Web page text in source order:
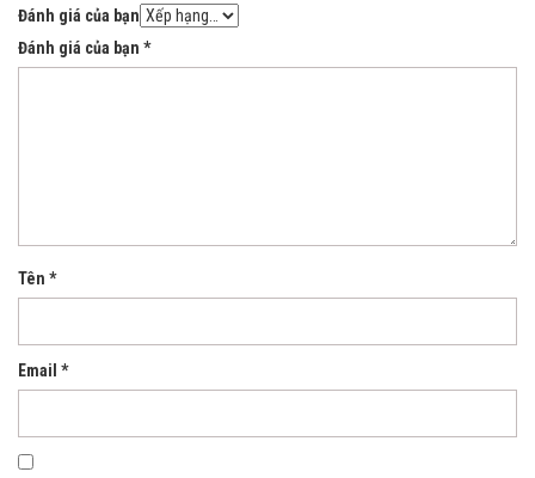
Đánh giá của bạn
Đánh giá của bạn *
Tên *
Email *